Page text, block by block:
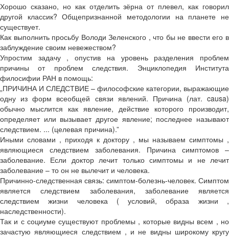
Хорошо сказано, но как отделить зёрна от плевел, как говорил
другой классик? Общепризнанной методологии на планете не
существует.
Как выполнить просьбу Володи Зеленского , что бы не ввести его в
заблуждение своим невежеством?
Упростим задачу , опустив на уровень разделения проблем
причины от проблем следствия. Энциклопедия Института
филосифии РАН в помощь:
„ПРИЧИНА И СЛЕДСТВИЕ – философские категории, выражающие
одну из форм всеобщей связи явлений. Причина (лат. causa)
обычно мыслится как явление, действие которого производит,
определяет или вызывает другое явление; последнее называют
следствием. ... (целевая причина).”
Иными словами , приходя к доктору , мы называем симптомы ,
являющиеся следствием заболевания. Причина симптомов –
заболевание. Если доктор лечит только симптомы и не лечит
заболевание – то он не вылечит и человека.
Причинно-следственная связь: симптом-болезнь-человек. Симптом
является следствием заболевания, заболевание является
следствием жизни человека ( условий, образа жизни ,
наследственности).
Так и с социуме существуют проблемы , которые видны всем , но
зачастую являющиеся следствием , и не видны широкому кругу